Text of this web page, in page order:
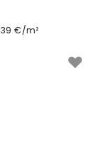
39 €/m²